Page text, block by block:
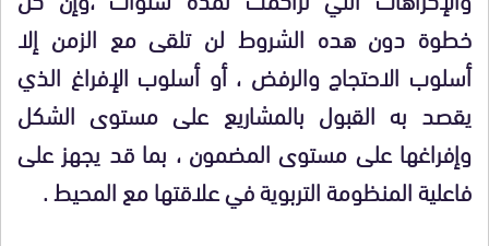
خطوة دون هده الشروط لن تلقى مع الزمن إلا
أسلوب الاحتجاج والرفض ، أو أسلوب الإفراغ الذي
يقصد به القبول بالمشاريع على مستوى الشكل
وإفراغها على مستوى المضمون ، بما قد يجهز على
فاعلية المنظومة التربوية في علاقتها مع المحيط .